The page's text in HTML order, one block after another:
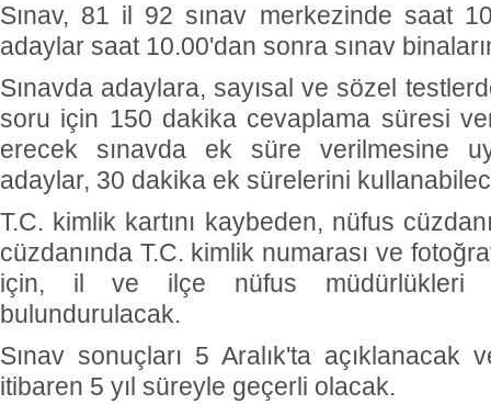
Sınav, 81 il 92 sınav merkezinde saat
adaylar saat 10.00'dan sonra sınav
Sınavda adaylara, sayısal ve sözel
soru için 150 dakika cevaplama süresi
erecek sınavda ek süre verilmesine
adaylar, 30 dakika ek sürelerini
T.C. kimlik kartını kaybeden, nüfus
cüzdanında T.C. kimlik numarası ve
için, il ve ilçe nüfus müdürlükleri
bulundurulacak.
Sınav sonuçları 5 Aralık'ta açıklanacak
itibaren 5 yıl süreyle geçerli olacak.